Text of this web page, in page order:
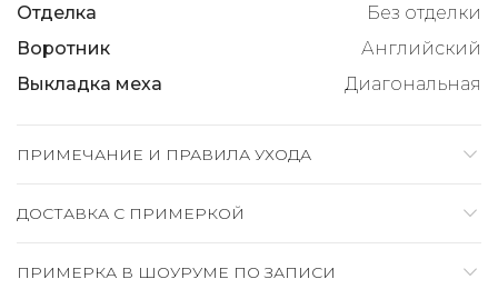
Отделка
Без отделки
Воротник
Английский
Выкладка меха
Диагональная
ПРИМЕЧАНИЕ И ПРАВИЛА УХОДА
ДОСТАВКА C ПРИМЕРКОЙ
ПРИМЕРКА В ШОУРУМЕ ПО ЗАПИСИ